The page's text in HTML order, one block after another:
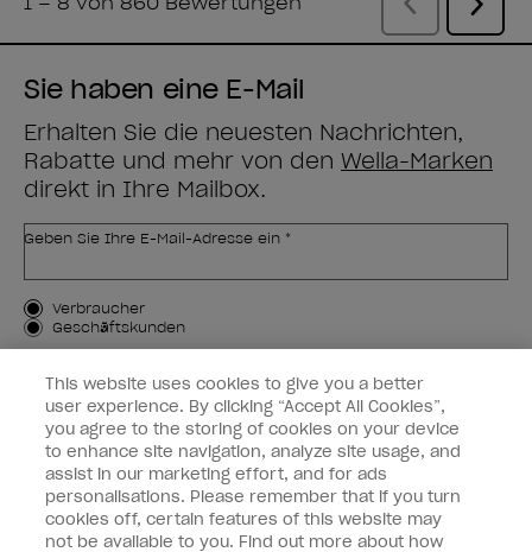
Sie haben eine E-Mail
Erhalten Sie die neuesten Nachrichten,
Rabatte und mehr von den Wella-Marken
direkt in Ihre Mailbox.
Geben Sie Ihre E-Mail-Adresse ein *
Kundenart
Verbraucher
Geschäftskunden
MICH ANMELDEN
Kundeninformationen
OPI & Sie
This website uses cookies to give you a better
user experience. By clicking “Accept All Cookies”,
you agree to the storing of cookies on your device
to enhance site navigation, analyze site usage, and
assist in our marketing effort, and for ads
personalisations. Please remember that if you turn
cookies off, certain features of this website may
not be available to you. Find out more about how